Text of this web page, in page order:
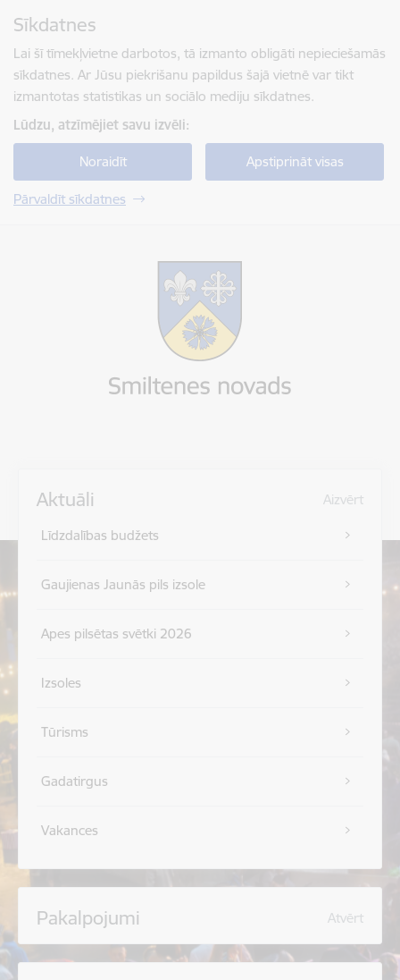
Sīkdatnes
Lai šī tīmekļvietne darbotos, tā izmanto obligāti nepieciešamās
sīkdatnes. Ar Jūsu piekrišanu papildus šajā vietnē var tikt
izmantotas statistikas un sociālo mediju sīkdatnes.
Lūdzu, atzīmējiet savu izvēli:
Noraidīt Apstiprināt visas
Pārvaldīt sīkdatnes
Aktuāli Aizvērt
Līdzdalības budžets
Gaujienas Jaunās pils izsole
Apes pilsētas svētki 2026
Izsoles
Tūrisms
Gadatirgus
Vakances
Pakalpojumi Atvērt